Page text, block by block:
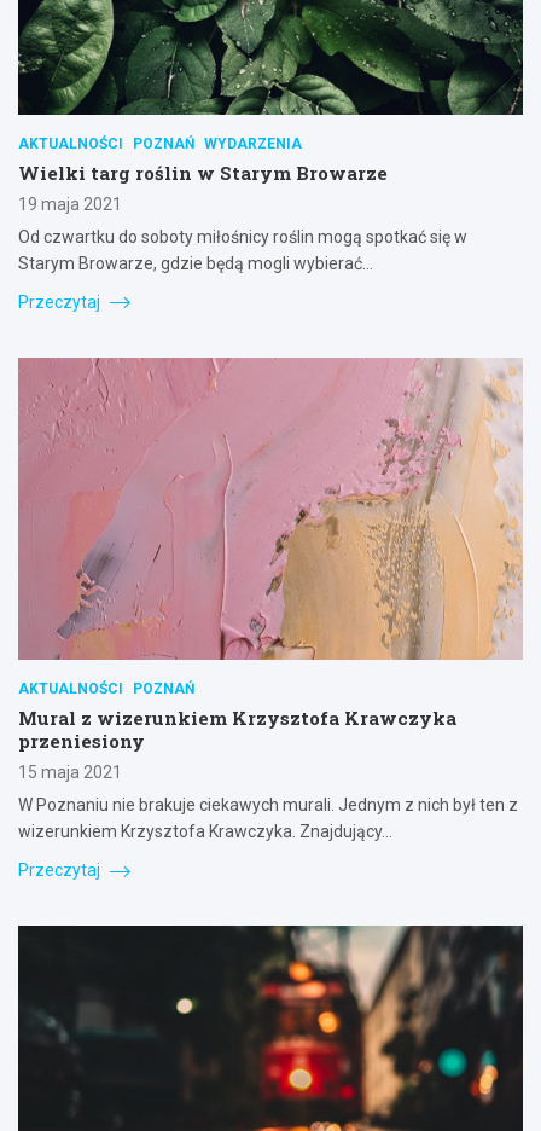
AKTUALNOŚCI POZNAŃ WYDARZENIA
Wielki targ roślin w Starym Browarze
19 maja 2021
Od czwartku do soboty miłośnicy roślin mogą spotkać się w
Starym Browarze, gdzie będą mogli wybierać…
Przeczytaj
AKTUALNOŚCI POZNAŃ
Mural z wizerunkiem Krzysztofa Krawczyka
przeniesiony
15 maja 2021
W Poznaniu nie brakuje ciekawych murali. Jednym z nich był ten z
wizerunkiem Krzysztofa Krawczyka. Znajdujący…
Przeczytaj